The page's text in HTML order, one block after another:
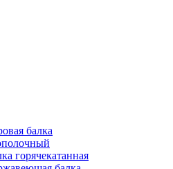
балка
горячекатанная